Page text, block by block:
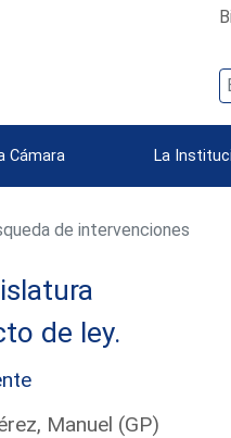
Cámara La
de intervenciones
de ley.
Manuel (GP)